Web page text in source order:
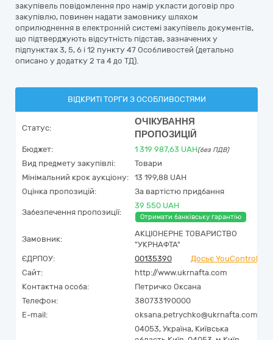
закупівель повідомлення про намір укласти договір про
закупівлю, повинен надати замовнику шляхом
оприлюднення в електронній системі закупівель документів,
що підтверджують відсутність підстав, зазначених у
підпунктах 3, 5, 6 і 12 пункту 47 Особливостей (детально
описано у додатку 2 та 4 до ТД).
ВІДКРИТІ ТОРГИ З ОСОБЛИВОСТЯМИ
Статус:
ОЧІКУВАННЯ
ПРОПОЗИЦІЙ
Бюджет: 1 319 987,63 UAH(без ПДВ)
Вид предмету закупівлі:
Товари
Мінімальний крок аукціону:
13 199,88 UAH
Оцінка пропозицій:
За вартістю придбання
Забезпечення пропозиції:
39 550 UAH
Отримати банківську гарантію
Замовник:
АКЦІОНЕРНЕ ТОВАРИСТВО
"УКPНAФТА"
ЄДРПОУ:
00135390
Досьє YouControl
Сайт:
http://www.ukrnafta.com
Контактна особа:
Петричко Оксана
Телефон:
380733190000
E-mail:
oksana.petrychko@ukrnafta.com
04053, Україна, Київська